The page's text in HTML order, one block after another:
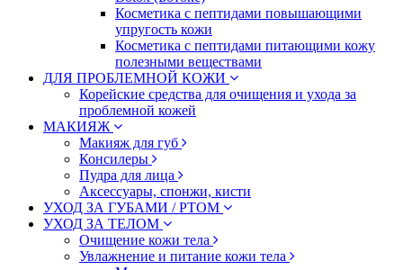
Косметика с пептидами повышающими
упругость кожи
Косметика с пептидами питающими кожу
полезными веществами
ДЛЯ ПРОБЛЕМНОЙ КОЖИ
Корейские средства для очищения и ухода за
проблемной кожей
МАКИЯЖ
Макияж для губ
Консилеры
Пудра для лица
Аксессуары, спонжи, кисти
УХОД ЗА ГУБАМИ / РТОМ
УХОД ЗА ТЕЛОМ
Очищение кожи тела
Увлажнение и питание кожи тела